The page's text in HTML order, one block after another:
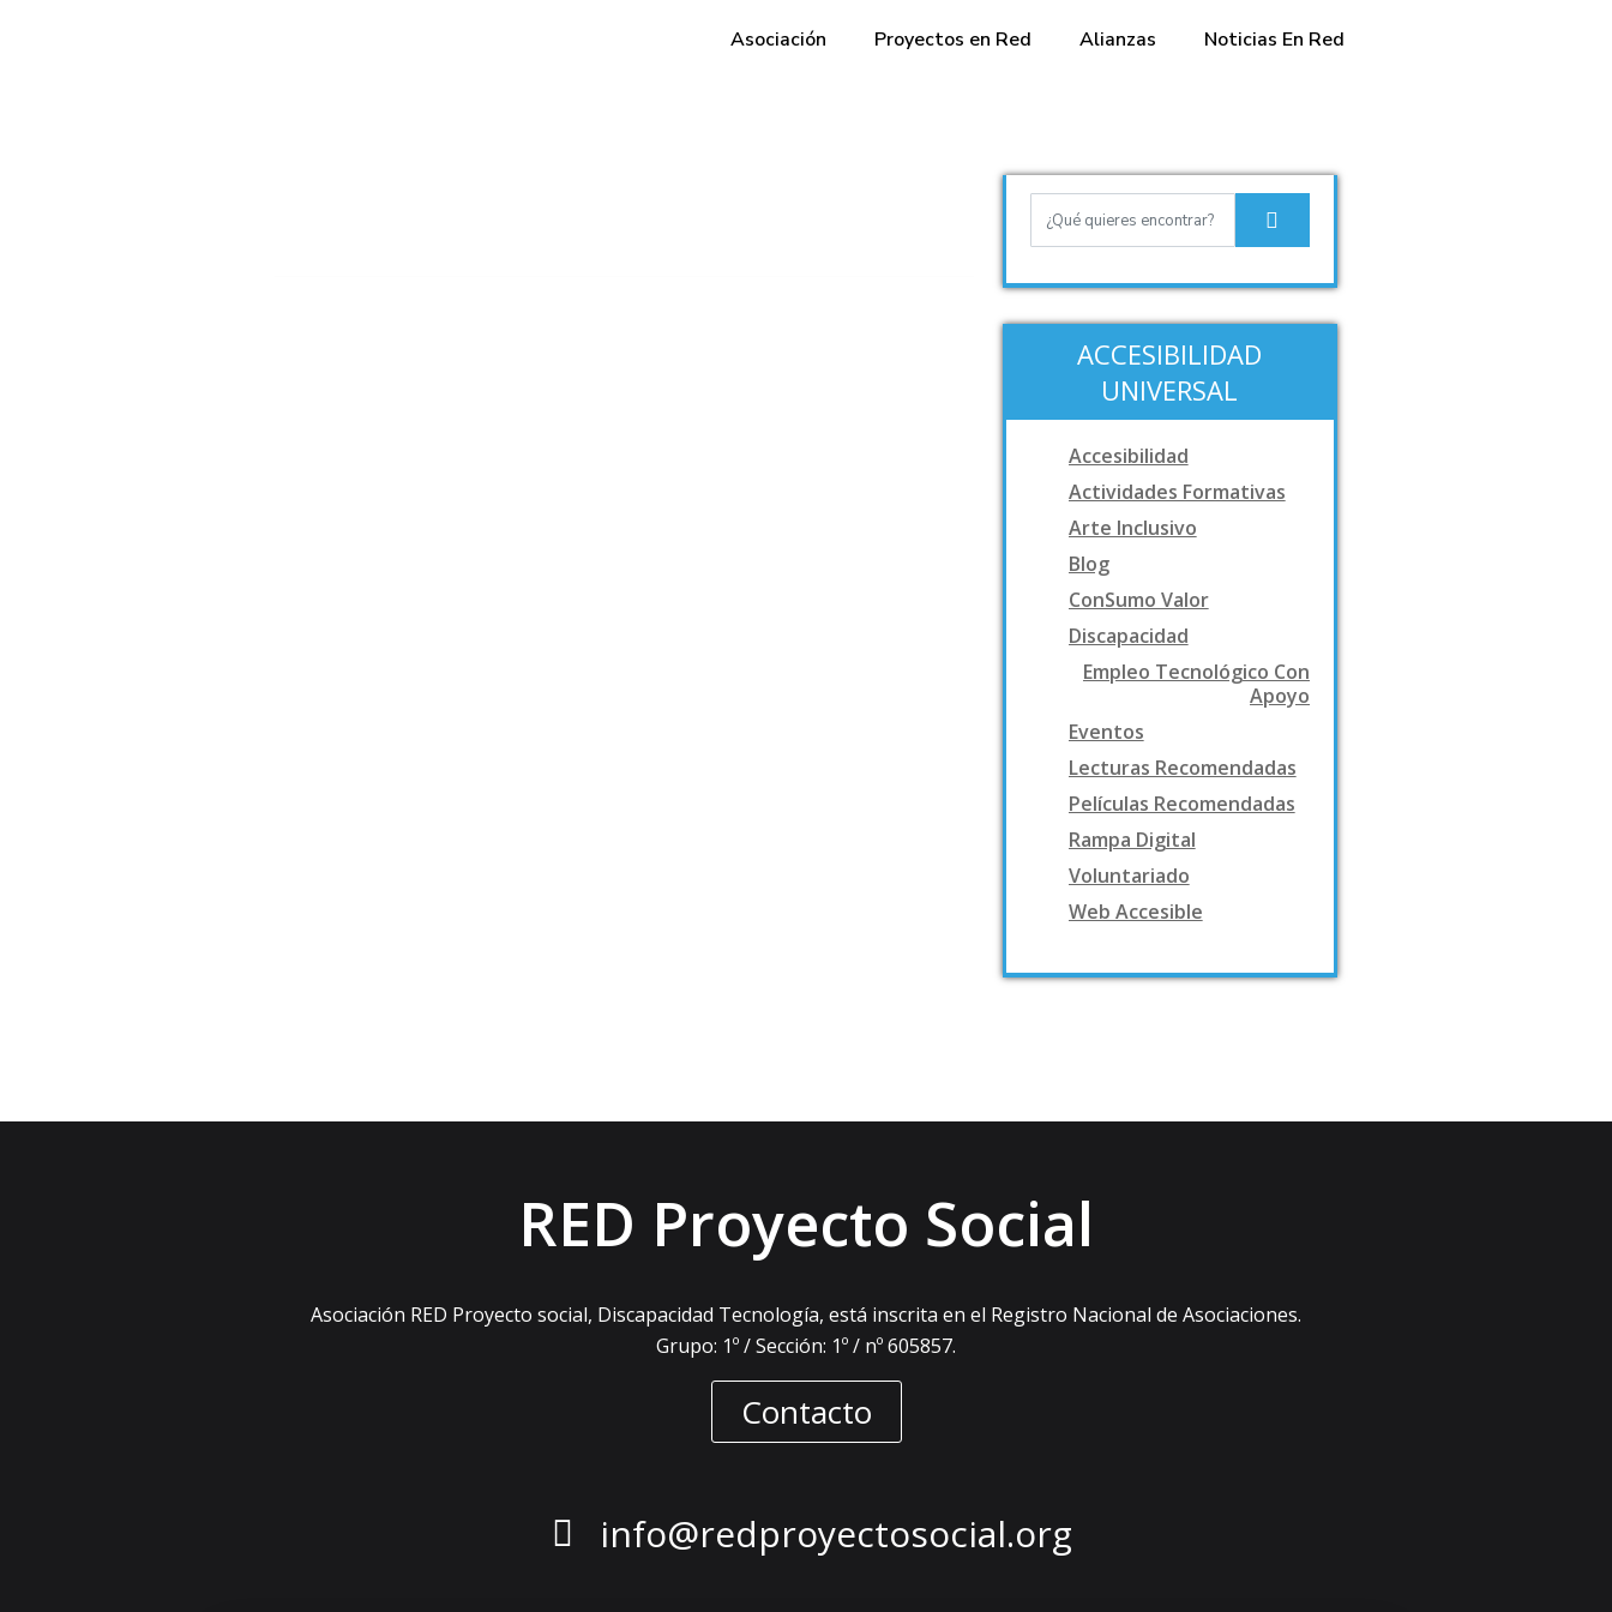
Asociación Proyectos en Red Alianzas Noticias En Red
ACCESIBILIDAD
UNIVERSAL
Accesibilidad
Actividades Formativas
Arte Inclusivo
Blog
ConSumo Valor
Discapacidad
Empleo Tecnológico Con
Apoyo
Eventos
Lecturas Recomendadas
Películas Recomendadas
Rampa Digital
Voluntariado
Web Accesible
RED Proyecto Social
Asociación RED Proyecto social, Discapacidad Tecnología, está inscrita en el Registro Nacional de Asociaciones.
Grupo: 1º / Sección: 1º / nº 605857.
Contacto
info@redproyectosocial.org